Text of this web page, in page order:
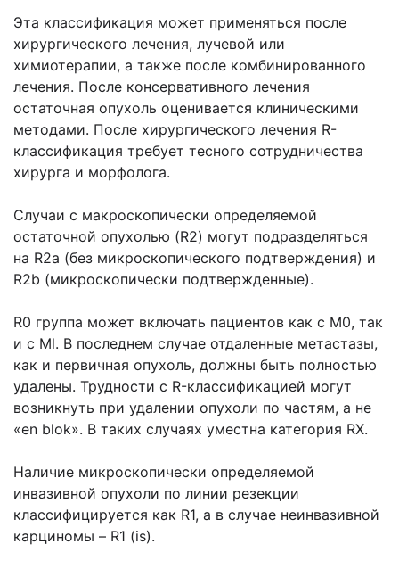
Эта классификация может применяться после
хирургического лечения, лучевой или
химиотерапии, а также после комбинированного
лечения. После консервативного лечения
остаточная опухоль оценивается клиническими
методами. После хирургического лечения R-
классификация требует тесного сотрудничества
хирурга и морфолога.
Случаи с макроскопически определяемой
остаточной опухолью (R2) могут подразделяться
на R2a (без микроскопического подтверждения) и
R2b (микроскопически подтвержденные).
R0 группа может включать пациентов как с М0, так
и с Ml. В последнем случае отдаленные метастазы,
как и первичная опухоль, должны быть полностью
удалены. Трудности с R-классификацией могут
возникнуть при удалении опухоли по частям, а не
«en blok». В таких случаях уместна категория RX.
Наличие микроскопически определяемой
инвазивной опухоли по линии резекции
классифицируется как R1, а в случае неинвазивной
карциномы – R1 (is).